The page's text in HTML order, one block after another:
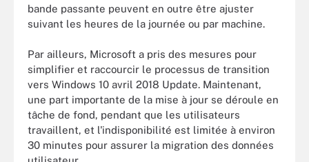
bande passante peuvent en outre être ajuster
suivant les heures de la journée ou par machine.
Par ailleurs, Microsoft a pris des mesures pour
simplifier et raccourcir le processus de transition
vers Windows 10 avril 2018 Update. Maintenant,
une part importante de la mise à jour se déroule en
tâche de fond, pendant que les utilisateurs
travaillent, et l'indisponibilité est limitée à environ
30 minutes pour assurer la migration des données